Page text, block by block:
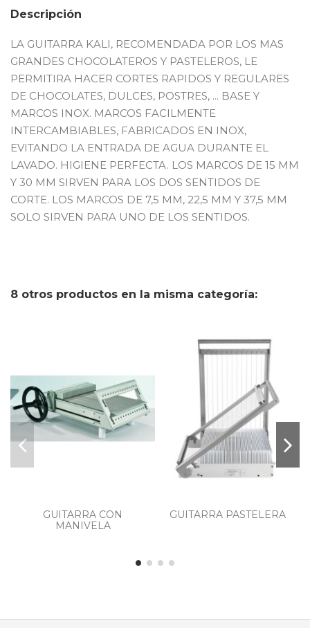
Descripción
LA GUITARRA KALI, RECOMENDADA POR LOS MAS
GRANDES CHOCOLATEROS Y PASTELEROS, LE
PERMITIRA HACER CORTES RAPIDOS Y REGULARES
DE CHOCOLATES, DULCES, POSTRES, ... BASE Y
MARCOS INOX. MARCOS FACILMENTE
INTERCAMBIABLES, FABRICADOS EN INOX,
EVITANDO LA ENTRADA DE AGUA DURANTE EL
LAVADO. HIGIENE PERFECTA. LOS MARCOS DE 15 MM
Y 30 MM SIRVEN PARA LOS DOS SENTIDOS DE
CORTE. LOS MARCOS DE 7,5 MM, 22,5 MM Y 37,5 MM
SOLO SIRVEN PARA UNO DE LOS SENTIDOS.
8 otros productos en la misma categoría:
GUITARRA CON
MANIVELA
GUITARRA PASTELERA